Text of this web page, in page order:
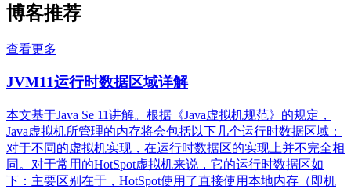
博客推荐
查看更多
JVM11运行时数据区域详解
本文基于Java Se 11讲解。根据《Java虚拟机规范》的规定，
Java虚拟机所管理的内存将会包括以下几个运行时数据区域：
对于不同的虚拟机实现，在运行时数据区的实现上并不完全相
同。对于常用的HotSpot虚拟机来说，它的运行时数据区如
下：主要区别在于，HotSpot使用了直接使用本地内存（即机